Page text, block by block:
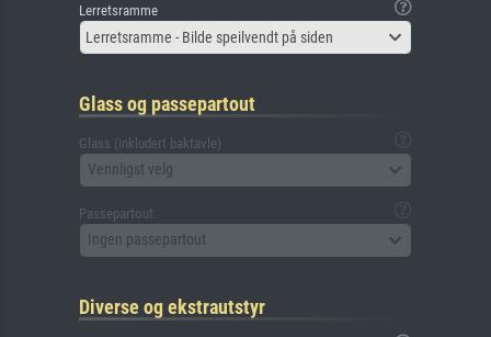
Lerretsramme
Lerretsramme - Bilde speilvendt på siden
Glass og passepartout
Glass (inkludert baktavle)
Vennligst velg
Passepartout
Ingen passepartout
Diverse og ekstrautstyr